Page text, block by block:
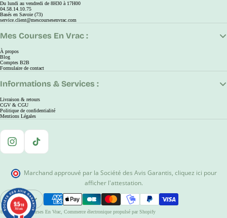
Du lundi au vendredi de 8H30 à 17H00
04.58.14.10.75
Basés en Savoie (73)
service.client@mescoursesenvrac.com
Mes Courses En Vrac :
À propos
Blog
Comptes B2B
Formulaire de contact
Informations & Services :
Livraison & retours
CGV & CGU
Politique de confidentialité
Mentions Légales
Instagram
TikTok
Marchand approuvé par la Société des Avis Garantis, cliquez ici pour
afficher l'attestation.
Ouvrir Le Sélecteur De Région Et De Langue
EUR
© 2026Mes Courses En Vrac Commerce électronique propulsé par Shopify
9.5/10
780 avis
9.5/10
780 avis